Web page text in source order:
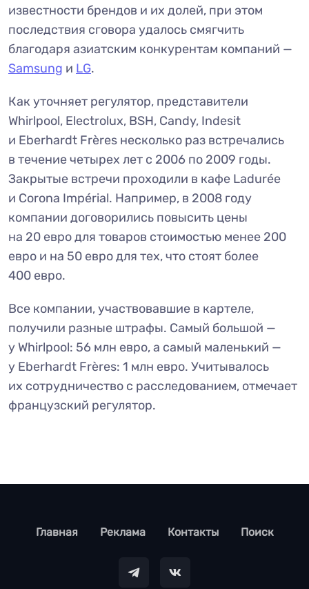
известности брендов и их долей, при этом
последствия сговора удалось смягчить
благодаря азиатским конкурентам компаний —
Samsung и LG.
Как уточняет регулятор, представители
Whirlpool, Electrolux, BSH, Candy, Indesit
и Eberhardt Frères несколько раз встречались
в течение четырех лет с 2006 по 2009 годы.
Закрытые встречи проходили в кафе Ladurée
и Corona Impérial. Например, в 2008 году
компании договорились повысить цены
на 20 евро для товаров стоимостью менее 200
евро и на 50 евро для тех, что стоят более
400 евро.
Все компании, участвовавшие в картеле,
получили разные штрафы. Самый большой —
у Whirlpool: 56 млн евро, а самый маленький —
у Eberhardt Frères: 1 млн евро. Учитывалось
их сотрудничество с расследованием, отмечает
французский регулятор.
footer
Главная Реклама Контакты Поиск